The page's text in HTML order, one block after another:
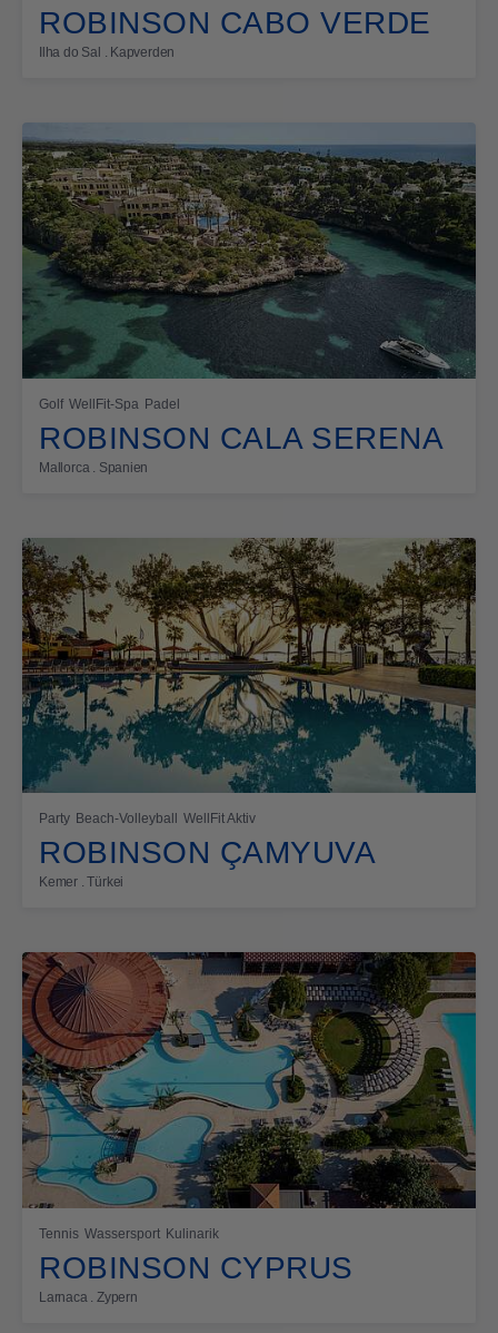
ROBINSON CABO VERDE
Ilha do Sal . Kapverden
Golf WellFit-Spa Padel
ROBINSON CALA SERENA
Mallorca . Spanien
Party Beach-Volleyball WellFit Aktiv
ROBINSON ÇAMYUVA
Kemer . Türkei
Tennis Wassersport Kulinarik
ROBINSON CYPRUS
Larnaca . Zypern